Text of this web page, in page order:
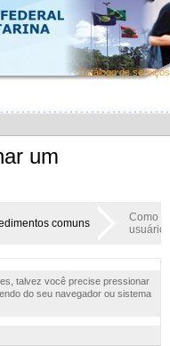
Catálogo de serviços
um
comuns
Como
talvez você precise pressionar
do seu navegador ou sistema